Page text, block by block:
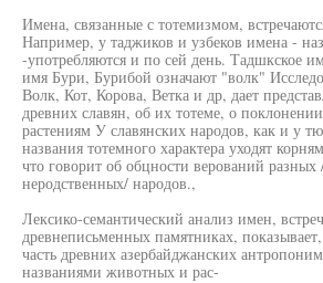
Имена, связанные с тотемизмом,
Например, у таджиков и узбеков имена -
-употребляются и по сей день. Тадшкское
имя Бури, Бурибой означают "волк"
Волк, Кот, Корова, Ветка и др, дает
древних славян, об их тотеме, о
растениям У славянских народов, как и у
названия тотемного характера уходят
что говорит об обцности верований разных
неродственных/ народов.,
Лексико-семантический анализ имен,
древнеписьменных памятниках,
часть древних азербайджанских
названиями животных и рас-